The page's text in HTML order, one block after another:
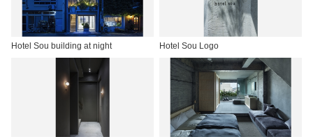
Hotel Sou building at night Hotel Sou Logo